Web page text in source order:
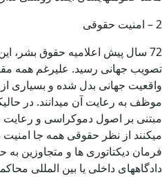
2 – امنیت حقوقی
72 سال پیش اعلامیه حقوق بشر،
تصویب جهانی رسید. علیرغم همه
واقعیت جهانی بدل شده و بسیاری
موظف به رعایت آن میدانند. در
مبتنی بر اصول دموکراسی و
میکنند از نظر حقوقی همه جا
فرمان دیکتاتوری ها و متجاوزین
دادگاههای داخلی یا بین المللی